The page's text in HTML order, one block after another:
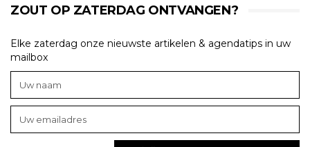
ZOUT OP ZATERDAG ONTVANGEN?
Elke zaterdag onze nieuwste artikelen & agendatips in uw
mailbox